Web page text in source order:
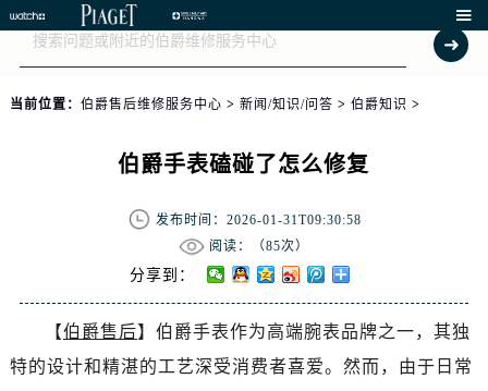

当前位置： 伯爵售后维修服务中心 > 新闻/知识/问答 > 伯爵知识 >
伯爵手表磕碰了怎么修复
发布时间：2026-01-31T09:30:58
阅读：（85次）
分享到：
【伯爵售后】伯爵手表作为高端腕表品牌之一，其独
特的设计和精湛的工艺深受消费者喜爱。然而，由于日常